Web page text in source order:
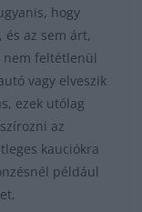
hogy
az sem árt,
nem feltétlenül
vagy elveszik
ezek utólag
az
kauciókra
például